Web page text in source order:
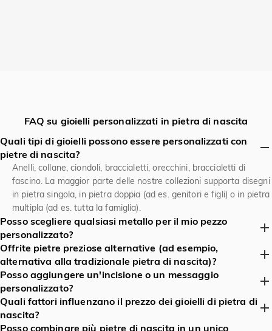
FAQ su gioielli personalizzati in pietra di nascita
Quali tipi di gioielli possono essere personalizzati con
pietre di nascita?
Anelli, collane, ciondoli, braccialetti, orecchini, braccialetti di
fascino. La maggior parte delle nostre collezioni supporta disegni
in pietra singola, in pietra doppia (ad es. genitori e figli) o in pietra
multipla (ad es. tutta la famiglia).
Posso scegliere qualsiasi metallo per il mio pezzo
personalizzato?
- Sì! Scegli tra oro giallo 14 o 18 carati, oro bianco, oro rosa,
platino, argento o la nostra lega ipoallergena di palladio. Alcuni
metalli hanno un peso minimo di ordine per determinati disegni.
Offrite pietre preziose alternative (ad esempio,
alternativa alla tradizionale pietra di nascita)?
Assolutamente. Jeulia Jewelry offre una gamma completa di
pietre preziose (zaffiro, ametista, granato, ecc.) e alternative
coltivate in laboratorio, oltre a opzioni semipreziose come opalo,
pietra di luna o persino zirconia cubica se preferisci una scintilla
più economica.
Posso aggiungere un'incisione o un messaggio
personalizzato?
- Sì. Tutti i pezzi possono essere incisi all'interno di un anello, sul
retro di un ciondolo o su una piastra di fascino. I caratteri max
possono essere incisi in gioielli sono dipendono dallo stile e
Quali fattori influenzano il prezzo dei gioielli di pietra di
nascita?
Tipo e peso del metallo, dimensioni e qualità delle pietre preziose,
Posso combinare più pietre di nascita in un unico